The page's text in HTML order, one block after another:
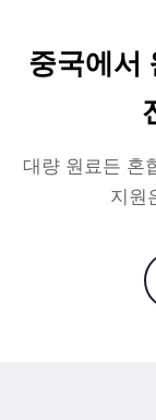
중국에서
대량 원료든 혼
지원